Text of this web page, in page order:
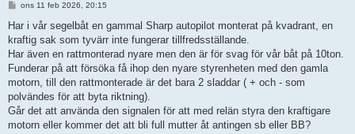
l
g
g
ons 11 feb 2026, 20:15
Har i vår segelbåt en gammal Sharp autopilot monterat på kvadrant, en
kraftig sak som tyvärr inte fungerar tillfredsställande.
Har även en rattmonterad nyare men den är för svag för vår båt på 10ton.
Funderar på att försöka få ihop den nyare styrenheten med den gamla
motorn, till den rattmonterade är det bara 2 sladdar ( + och - som
polvändes för att byta riktning).
Går det att använda den signalen för att med relän styra den kraftigare
motorn eller kommer det att bli full mutter åt antingen sb eller BB?